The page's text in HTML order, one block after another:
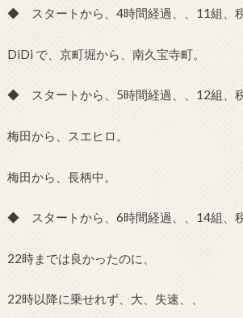
◆ スタートから、4時間経過、、11組、
DiDi で、京町堀から、南久宝寺町。
◆ スタートから、5時間経過、、12組、
梅田から、スエヒロ。
梅田から、長柄中。
◆ スタートから、6時間経過、、14組、
22時までは良かったのに、
22時以降に乗せれず、大、失速、、